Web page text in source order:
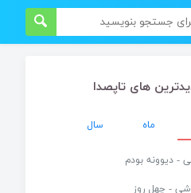
های تاپصدا
ماه سال
- دیوونه بودم
- چهل روز